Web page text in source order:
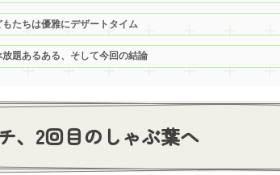
もたちは優雅にデザートタイム
放題あるある、そして今回の結論
、2回目のしゃぶ葉へ